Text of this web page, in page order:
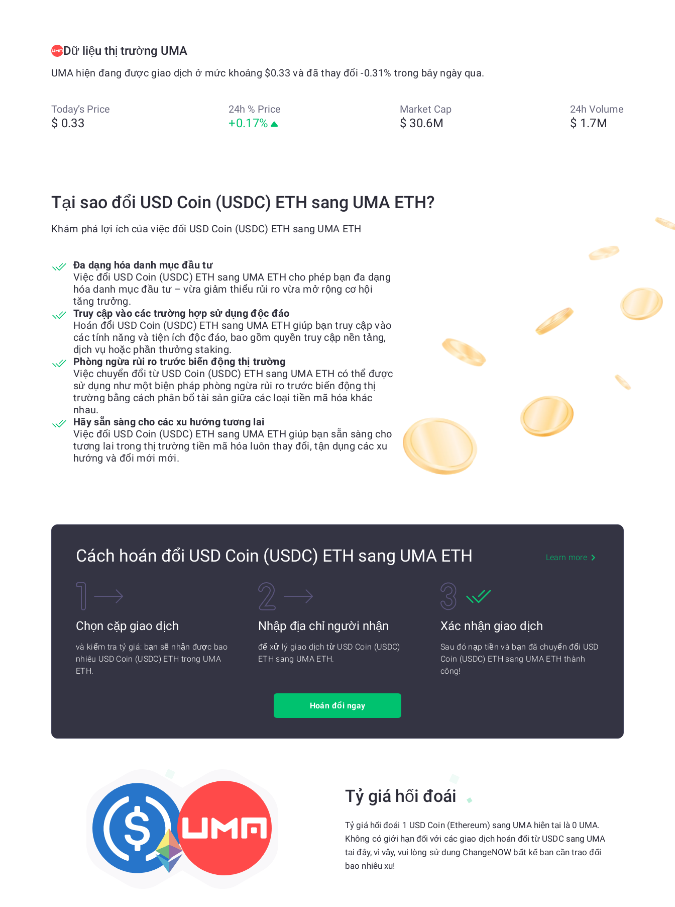
Dữ liệu thị trường UMA
UMA hiện đang được giao dịch ở mức khoảng $0.33 và đã thay đổi -0.31% trong bảy ngày qua.
Today’s Price
$ 0.33
24h % Price
+0.17%
Market Cap
$ 30.6M
24h Volume
$ 1.7M
Tại sao đổi USD Coin (USDC) ETH sang UMA ETH?
Khám phá lợi ích của việc đổi USD Coin (USDC) ETH sang UMA ETH
Đa dạng hóa danh mục đầu tư
Việc đổi USD Coin (USDC) ETH sang UMA ETH cho phép bạn đa dạng
hóa danh mục đầu tư – vừa giảm thiểu rủi ro vừa mở rộng cơ hội
tăng trưởng.
Truy cập vào các trường hợp sử dụng độc đáo
Hoán đổi USD Coin (USDC) ETH sang UMA ETH giúp bạn truy cập vào
các tính năng và tiện ích độc đáo, bao gồm quyền truy cập nền tảng,
dịch vụ hoặc phần thưởng staking.
Phòng ngừa rủi ro trước biến động thị trường
Việc chuyển đổi từ USD Coin (USDC) ETH sang UMA ETH có thể được
sử dụng như một biện pháp phòng ngừa rủi ro trước biến động thị
trường bằng cách phân bổ tài sản giữa các loại tiền mã hóa khác
nhau.
Hãy sẵn sàng cho các xu hướng tương lai
Việc đổi USD Coin (USDC) ETH sang UMA ETH giúp bạn sẵn sàng cho
tương lai trong thị trường tiền mã hóa luôn thay đổi, tận dụng các xu
hướng và đổi mới mới.
Cách hoán đổi USD Coin (USDC) ETH sang UMA ETH Learn more
Chọn cặp giao dịch
và kiểm tra tỷ giá: bạn sẽ nhận được bao
nhiêu USD Coin (USDC) ETH trong UMA
ETH.
Nhập địa chỉ người nhận
để xử lý giao dịch từ USD Coin (USDC)
ETH sang UMA ETH.
Xác nhận giao dịch
Sau đó nạp tiền và bạn đã chuyển đổi USD
Coin (USDC) ETH sang UMA ETH thành
công!
Hoán đổi ngay
Tỷ giá hối đoái
Tỷ giá hối đoái 1 USD Coin (Ethereum) sang UMA hiện tại là 0 UMA.
Không có giới hạn đối với các giao dịch hoán đổi từ USDC sang UMA
tại đây, vì vậy, vui lòng sử dụng ChangeNOW bất kể bạn cần trao đổi
bao nhiêu xu!